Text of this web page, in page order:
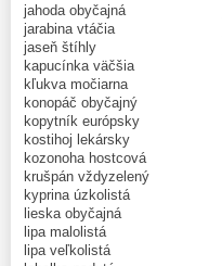
jahoda obyčajná
jarabina vtáčia
jaseň štíhly
kapucínka väčšia
kľukva močiarna
konopáč obyčajný
kopytník európsky
kostihoj lekársky
kozonoha hostcová
krušpán vždyzelený
kyprina úzkolistá
lieska obyčajná
lipa malolistá
lipa veľkolistá